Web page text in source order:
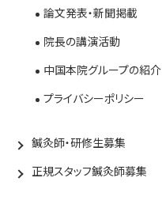
論文発表・新聞掲載
院長の講演活動
中国本院グループの紹介
プライバシーポリシー
鍼灸師・研修生募集
正規スタッフ鍼灸師募集